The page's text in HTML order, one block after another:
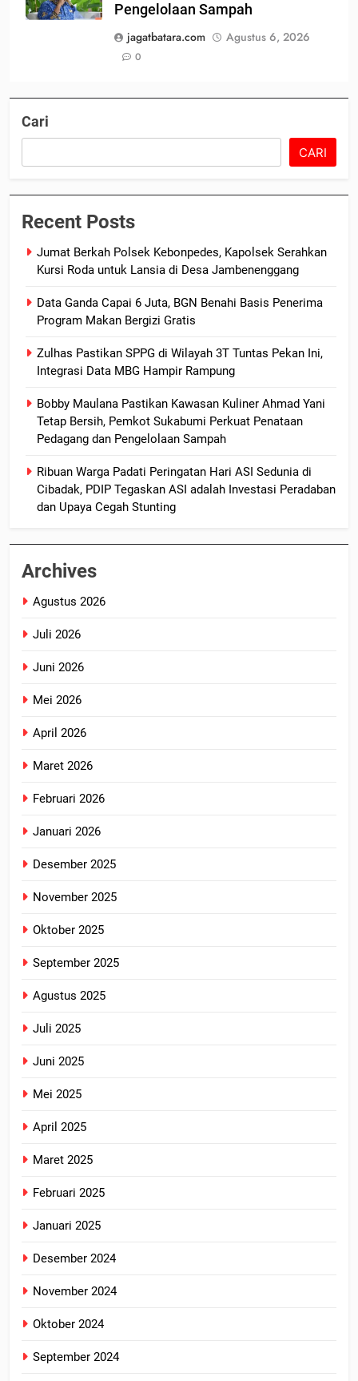
Pengelolaan Sampah
jagatbatara.com
Agustus 6, 2026
0
Cari
CARI
Recent Posts
Jumat Berkah Polsek Kebonpedes, Kapolsek Serahkan
Kursi Roda untuk Lansia di Desa Jambenenggang
Data Ganda Capai 6 Juta, BGN Benahi Basis Penerima
Program Makan Bergizi Gratis
Zulhas Pastikan SPPG di Wilayah 3T Tuntas Pekan Ini,
Integrasi Data MBG Hampir Rampung
Bobby Maulana Pastikan Kawasan Kuliner Ahmad Yani
Tetap Bersih, Pemkot Sukabumi Perkuat Penataan
Pedagang dan Pengelolaan Sampah
Ribuan Warga Padati Peringatan Hari ASI Sedunia di
Cibadak, PDIP Tegaskan ASI adalah Investasi Peradaban
dan Upaya Cegah Stunting
Archives
Agustus 2026
Juli 2026
Juni 2026
Mei 2026
April 2026
Maret 2026
Februari 2026
Januari 2026
Desember 2025
November 2025
Oktober 2025
September 2025
Agustus 2025
Juli 2025
Juni 2025
Mei 2025
April 2025
Maret 2025
Februari 2025
Januari 2025
Desember 2024
November 2024
Oktober 2024
September 2024